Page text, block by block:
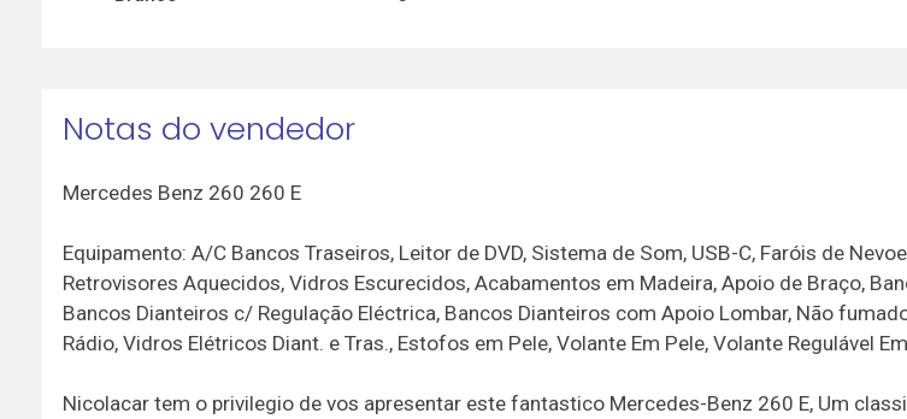
Notas do vendedor
Mercedes Benz 260 260 E
Equipamento: A/C Bancos Traseiros, Leitor de DVD, Sistema de Som, USB-C, Faróis de
Retrovisores Aquecidos, Vidros Escurecidos, Acabamentos em Madeira, Apoio de Braço,
Bancos Dianteiros c/ Regulação Eléctrica, Bancos Dianteiros com Apoio Lombar, Não
Rádio, Vidros Elétricos Diant. e Tras., Estofos em Pele, Volante Em Pele, Volante Regulável
Nicolacar tem o privilegio de vos apresentar este fantastico Mercedes-Benz 260 E, Um